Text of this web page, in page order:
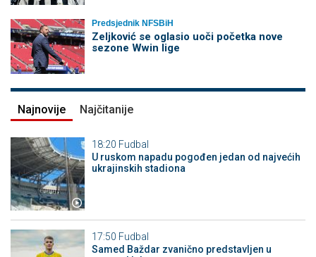
Predsjednik NFSBiH
Zeljković se oglasio uoči početka nove
sezone Wwin lige
Najnovije Najčitanije
18:20 Fudbal
U ruskom napadu pogođen jedan od najvećih
ukrajinskih stadiona
17:50 Fudbal
Samed Baždar zvanično predstavljen u